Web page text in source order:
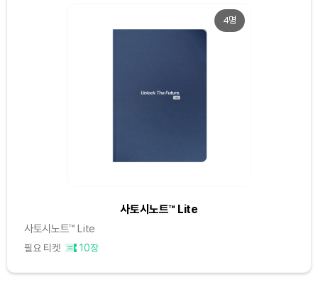
4명
사토시노트™ Lite
사토시노트™ Lite
필요 티켓 10장